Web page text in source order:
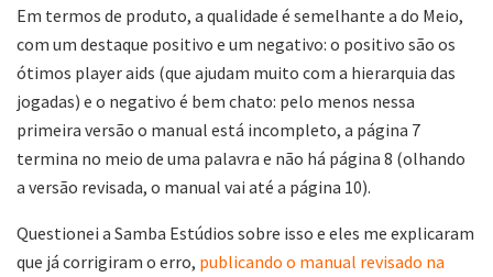
Em termos de produto, a qualidade é semelhante a do Meio,
com um destaque positivo e um negativo: o positivo são os
ótimos player aids (que ajudam muito com a hierarquia das
jogadas) e o negativo é bem chato: pelo menos nessa
primeira versão o manual está incompleto, a página 7
termina no meio de uma palavra e não há página 8 (olhando
a versão revisada, o manual vai até a página 10).
Questionei a Samba Estúdios sobre isso e eles me explicaram
que já corrigiram o erro, publicando o manual revisado na